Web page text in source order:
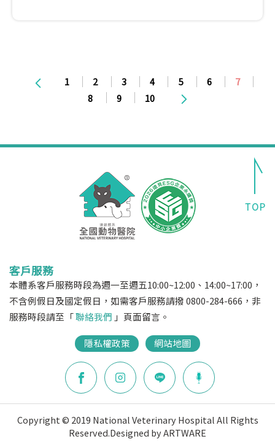
1 2 3 4 5 6
7
8
9 10
客戶服務
本體系客戶服務時段為週一至週五10:00~12:00、14:00~17:00，
不含例假日及國定假日，如需客戶服務請撥 0800-284-666，非
服務時段請至「聯絡我們 」頁面留言。
隱私權政策 網站地圖
Copyright © 2019 National Veterinary Hospital All Rights
Reserved.Designed by ARTWARE